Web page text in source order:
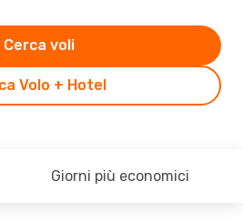
Volo + Hotel
Cerca voli
Giorni più economici